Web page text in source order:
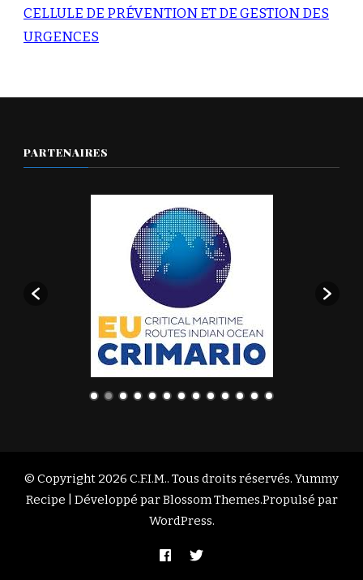
CELLULE DE PRÉVENTION ET DE GESTION DES
URGENCES
PARTENAIRES
© Copyright 2026 C.F.I.M.. Tous droits réservés. Yummy
Recipe | Développé parBlossom Themes.Propulsé par
WordPress.